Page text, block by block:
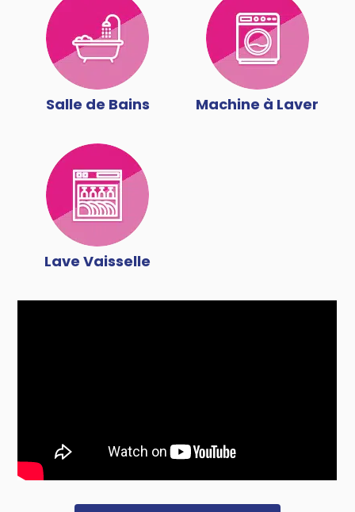
Salle de Bains Machine à Laver
Lave Vaisselle